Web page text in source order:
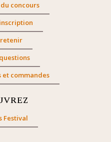
concours
retenir
et commandes
Festival